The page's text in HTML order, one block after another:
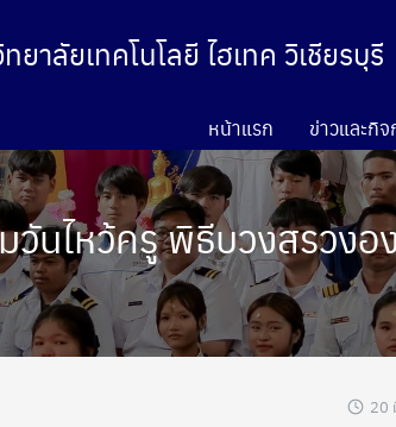
ยาลัยเทคโนโลยี ไฮเทค วิเชียรบุรี
หน้าแรก ข่าวและกิ
วันไหว้ครู พิธีบวงสรวง
20